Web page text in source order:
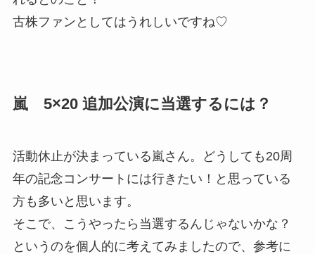
古株ファンとしてはうれしいですね♡
嵐 5×20 追加公演に当選するには？
活動休止が決まっている嵐さん。どうしても20周
年の記念コンサートには行きたい！と思っている
方も多いと思います。
そこで、こうやったら当選するんじゃないかな？
というのを個人的に考えてみましたので、参考に